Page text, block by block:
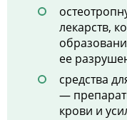
лекарств,
ее
средства
—
крови и